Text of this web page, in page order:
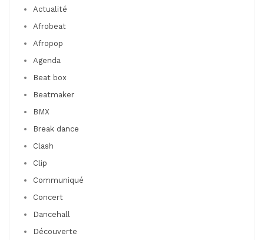
Actualité
Afrobeat
Afropop
Agenda
Beat box
Beatmaker
BMX
Break dance
Clash
Clip
Communiqué
Concert
Dancehall
Découverte